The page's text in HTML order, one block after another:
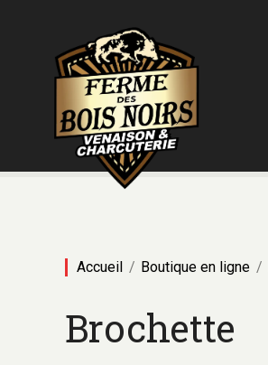
Accueil Boutique en ligne
Brochette